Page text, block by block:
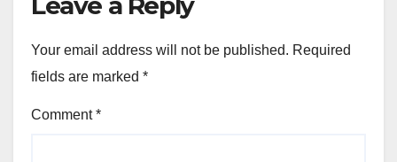
Your email address will not be published. Required
fields are marked *
Comment*